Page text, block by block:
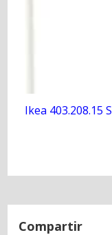
Ikea 403.208.15
N
Compartir